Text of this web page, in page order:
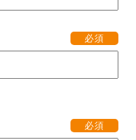
必須
必須